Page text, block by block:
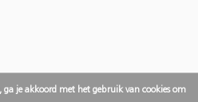
ga je akkoord met het gebruik van cookies om